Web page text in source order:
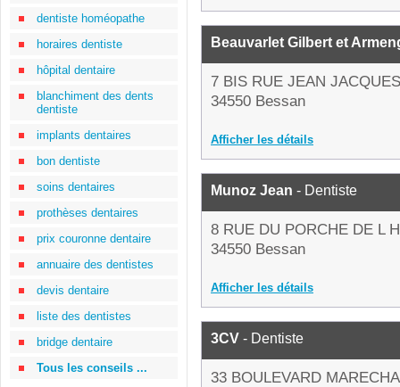
dentiste homéopathe
horaires dentiste
hôpital dentaire
blanchiment des dents
dentiste
implants dentaires
bon dentiste
soins dentaires
prothèses dentaires
prix couronne dentaire
annuaire des dentistes
devis dentaire
liste des dentistes
bridge dentaire
Tous les conseils ...
Beauvarlet Gilbert et
7 BIS RUE JEAN
34550 Bessan
Afficher les détails
Munoz Jean - Dentiste
8 RUE DU PORCHE DE L
34550 Bessan
Afficher les détails
3CV - Dentiste
33 BOULEVARD